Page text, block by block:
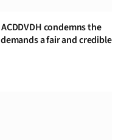
condemns the
a fair and credible